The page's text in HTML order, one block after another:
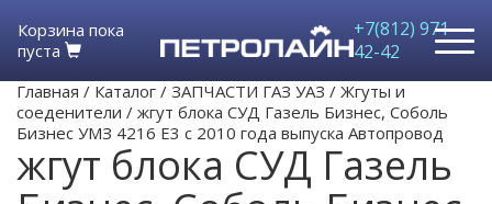
Корзина пока
пуста
+7(812) 971-
42-42
Главная / Каталог / ЗАПЧАСТИ ГАЗ УАЗ / Жгуты и
соеденители / жгут блока СУД Газель Бизнес, Соболь
Бизнес УМЗ 4216 Е3 с 2010 года выпуска Автопровод
жгут блока СУД Газель